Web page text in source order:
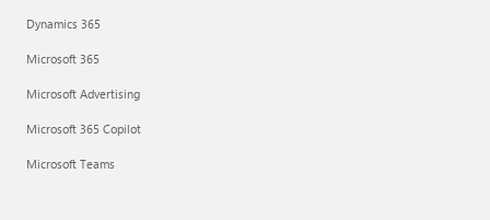
Dynamics 365
Microsoft 365
Microsoft Advertising
Microsoft 365 Copilot
Microsoft Teams